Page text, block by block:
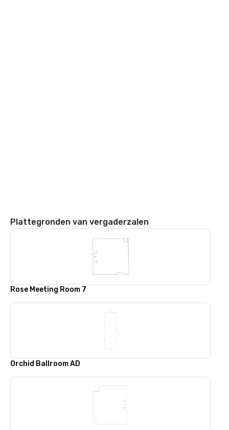
Plattegronden van vergaderzalen
Rose Meeting Room 7
Orchid Ballroom AD